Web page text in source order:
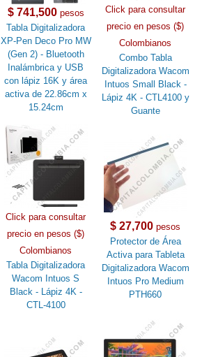
$ 741,500pesos
Tabla Digitalizadora
XP-Pen Deco Pro MW
(Gen 2) - Bluetooth
Inalámbrica y USB
con lápiz 16K y área
activa de 22.86cm x
15.24cm
Click para consultar
precio en pesos ($)
Colombianos
Combo Tabla
Digitalizadora Wacom
Intuos Small Black -
Lápiz 4K - CTL4100 y
Guante
Click para consultar
precio en pesos ($)
Colombianos
Tabla Digitalizadora
Wacom Intuos S
Black - Lápiz 4K -
CTL-4100
$ 27,700 pesos
Protector de Área
Activa para Tableta
Digitalizadora Wacom
Intuos Pro Medium
PTH660